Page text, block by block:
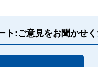
ト:ご意見をお聞かせ